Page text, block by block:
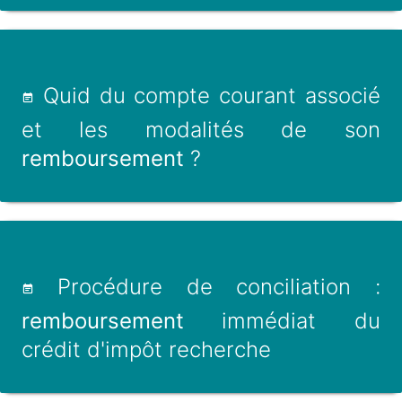
Quid du compte courant associé
et les modalités de son
remboursement ?
Procédure de conciliation :
remboursement immédiat du
crédit d'impôt recherche